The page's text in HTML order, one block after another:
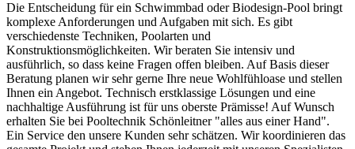
Die Entscheidung für ein Schwimmbad oder Biodesign-Pool bringt
komplexe Anforderungen und Aufgaben mit sich. Es gibt
verschiedenste Techniken, Poolarten und
Konstruktionsmöglichkeiten. Wir beraten Sie intensiv und
ausführlich, so dass keine Fragen offen bleiben. Auf Basis dieser
Beratung planen wir sehr gerne Ihre neue Wohlfühloase und stellen
Ihnen ein Angebot. Technisch erstklassige Lösungen und eine
nachhaltige Ausführung ist für uns oberste Prämisse! Auf Wunsch
erhalten Sie bei Pooltechnik Schönleitner "alles aus einer Hand".
Ein Service den unsere Kunden sehr schätzen. Wir koordinieren das